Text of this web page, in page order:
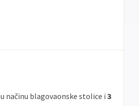
u načinu blagovaonske stolice i 3